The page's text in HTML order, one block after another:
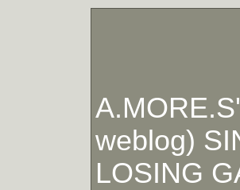
weblog)
LOSING